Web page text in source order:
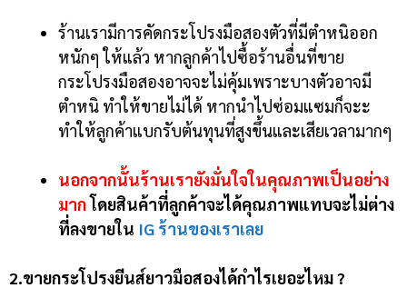
ร้านเรามีการคัดกระโปรงมือสองตัวที่มีตำหนิออก
หนักๆ ให้แล้ว หากลูกค้าไปซื้อร้านอื่นที่ขาย
กระโปรงมือสองอาจจะไม่คุ้มเพราะบางตัวอาจมี
ตำหนิ ทำให้ขายไม่ได้ หากนำไปซ่อมแซมก็จะะ
ทำให้ลูกค้าแบกรับต้นทุนที่สูงขึ้นและเสียเวลามากๆ
นอกจากนั้นร้านเรายังมั่นใจในคุณภาพเป็นอย่าง
มากโดยสินค้าที่ลูกค้าจะได้คุณภาพแทบจะไม่ต่าง
ที่ลงขายใน IG ร้านของเราเลย
2.ขายกระโปรงยีนส์ยาวมือสองได้กำไรเยอะไหม ?